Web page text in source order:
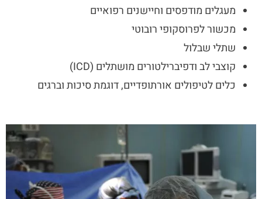
מעגלים מודפסים וחיישנים רפואיים
מכשור לפרוסקופי רובוטי
שתלי שבלול
קוצבי לב ודפיברילטורים מושתלים (ICD)
כלים לטיפולים אורתופדיים, דוגמת סיכות וברגים